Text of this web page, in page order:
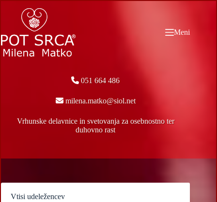
content
Meni
051 664 486
milena.matko@siol.net
Vrhunske delavnice in svetovanja za osebnostno ter
duhovno rast
Vtisi udeležencev